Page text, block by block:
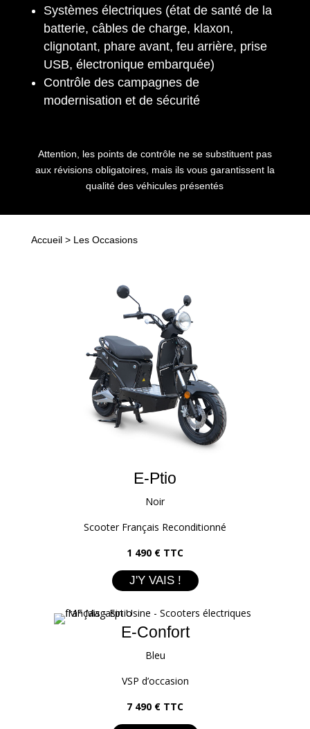
Systèmes électriques (état de santé de la
batterie, câbles de charge, klaxon,
clignotant, phare avant, feu arrière, prise
USB, électronique embarquée)
Contrôle des campagnes de
modernisation et de sécurité
Attention, les points de contrôle ne se substituent pas
aux révisions obligatoires, mais ils vous garantissent la
qualité des véhicules présentés
Accueil> Les Occasions
E-Ptio
Noir
Scooter Français Reconditionné
1 490 € TTC
J'Y VAIS !
E-Confort
Bleu
VSP d’occasion
7 490 € TTC